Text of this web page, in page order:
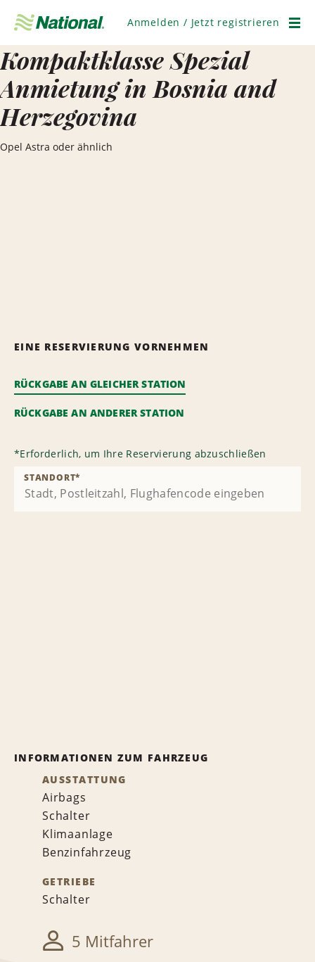
überspringen
Anmelden / Jetzt registrieren
Kompaktklasse Spezial
Anmietung in Bosnia and
Herzegovina
Opel Astra oder ähnlich
EINE RESERVIERUNG VORNEHMEN
RÜCKGABE AN GLEICHER STATION
RÜCKGABE AN ANDERER STATION
*Erforderlich, um Ihre Reservierung abzuschließen
STANDORT*
INFORMATIONEN ZUM FAHRZEUG
AUSSTATTUNG
Airbags
Schalter
Klimaanlage
Benzinfahrzeug
GETRIEBE
Schalter
5 Mitfahrer